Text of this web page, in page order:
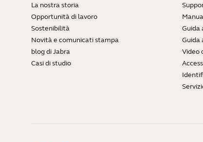
La nostra storia
Opportunità di lavoro
Sostenibilità
Novità e comunicati stampa
blog di Jabra
Casi di studio
Guida
Guida
Video